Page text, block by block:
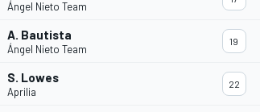
Ángel Nieto Team
A. Bautista
Ángel Nieto Team
19
S. Lowes
Aprilia
22